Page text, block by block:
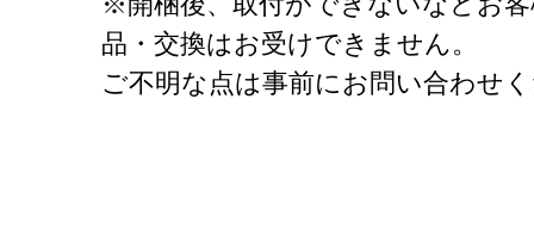
品・交換はお受けできません。
ご不明な点は事前にお問い合わせ